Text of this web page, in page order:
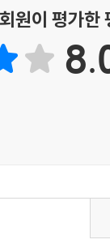
지는 특징은 스
은, 분신의 질문
회상하는’ 것으
화’의 베일을 벗어
린 시절’을 목도하
원이 평가한